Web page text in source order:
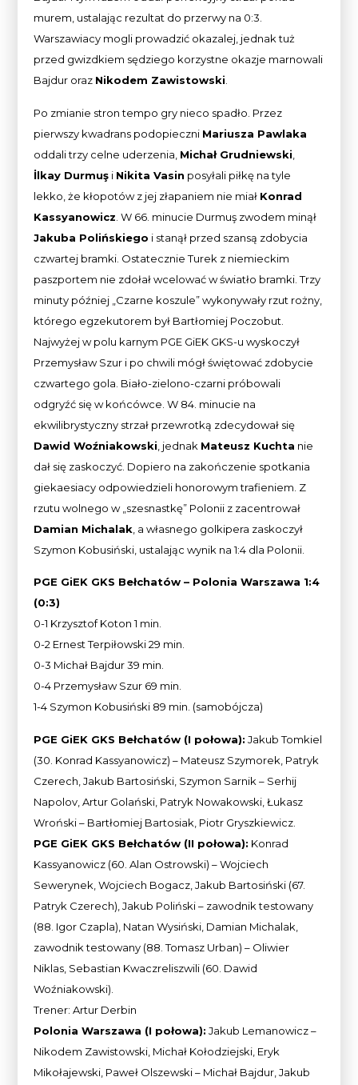
murem, ustalając rezultat do przerwy na 0:3.
Warszawiacy mogli prowadzić okazalej, jednak tuż
przed gwizdkiem sędziego korzystne okazje marnowali
Bajdur oraz Nikodem Zawistowski.
Po zmianie stron tempo gry nieco spadło. Przez
pierwszy kwadrans podopieczni Mariusza Pawlaka
oddali trzy celne uderzenia, Michał Grudniewski
İlkay Durmuş i Nikita Vasin posyłali piłkę na tyle
lekko, że kłopotów z jej złapaniem nie miał Konrad
Kassyanowicz . W 66. minucie Durmuş zwodem minął
Jakuba Polińskiego i stanął przed szansą zdobycia
czwartej bramki. Ostatecznie Turek z niemieckim
paszportem nie zdołał wcelować w światło bramki. Trzy
minuty później „Czarne koszule” wykonywały rzut rożny,
którego egzekutorem był Bartłomiej Poczobut.
Najwyżej w polu karnym PGE GiEK GKS-u wyskoczył
Przemysław Szur i po chwili mógł świętować zdobycie
czwartego gola. Biało-zielono-czarni próbowali
odgryźć się w końcówce. W 84. minucie na
ekwilibrystyczny strzał przewrotką zdecydował się
Dawid Woźniakowski , jednak Mateusz Kuchta nie
dał się zaskoczyć. Dopiero na zakończenie spotkania
giekaesiacy odpowiedzieli honorowym trafieniem. Z
rzutu wolnego w „szesnastkę” Polonii z zacentrował
Damian Michalak , a własnego golkipera zaskoczył
Szymon Kobusiński, ustalając wynik na 1:4 dla Polonii.
PGE GiEK GKS Bełchatów – Polonia Warszawa 1:4
(0:3)
0-1 Krzysztof Koton 1 min.
0-2 Ernest Terpiłowski 29 min.
0-3 Michał Bajdur 39 min.
0-4 Przemysław Szur 69 min.
1-4 Szymon Kobusiński 89 min. (samobójcza)
PGE GiEK GKS Bełchatów (I połowa): Jakub Tomkiel
(30. Konrad Kassyanowicz) – Mateusz Szymorek, Patryk
Czerech, Jakub Bartosiński, Szymon Sarnik – Serhij
Napolov, Artur Golański, Patryk Nowakowski, Łukasz
Wroński – Bartłomiej Bartosiak, Piotr Gryszkiewicz.
PGE GiEK GKS Bełchatów (II połowa): Konrad
Kassyanowicz (60. Alan Ostrowski) – Wojciech
Sewerynek, Wojciech Bogacz, Jakub Bartosiński (67.
Patryk Czerech), Jakub Poliński – zawodnik testowany
(88. Igor Czapla), Natan Wysiński, Damian Michalak,
zawodnik testowany (88. Tomasz Urban) – Oliwier
Niklas, Sebastian Kwaczreliszwili (60. Dawid
Woźniakowski).
Trener: Artur Derbin
Polonia Warszawa (I połowa): Jakub Lemanowicz –
Nikodem Zawistowski, Michał Kołodziejski, Eryk
Mikołajewski, Paweł Olszewski – Michał Bajdur, Jakub